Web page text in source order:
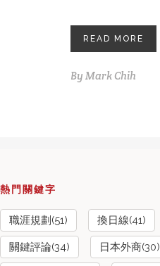
READ MORE
By Mark Chih
熱門關鍵字
職涯規劃(51) 換日線(41)
關鍵評論(34) 日本外商(30)